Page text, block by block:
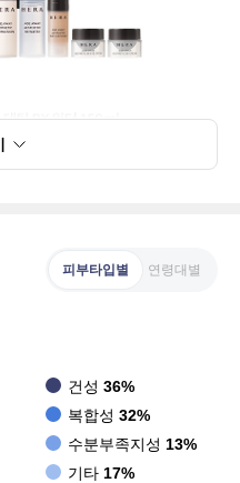
피부타입별 연령대별
건성 36%
복합성 32%
수분부족지성 13%
기타 17%